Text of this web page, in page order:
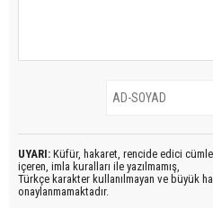
UYARI: Küfür, hakaret, rencide edici
içeren, imla kuralları ile yazılmamış,
Türkçe karakter kullanılmayan ve büyük
onaylanmamaktadır.